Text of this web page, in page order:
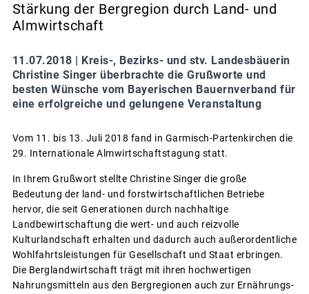
Stärkung der Bergregion durch Land- und
Almwirtschaft
11.07.2018 |
Kreis-, Bezirks- und stv. Landesbäuerin
Christine Singer überbrachte die Grußworte und
besten Wünsche vom Bayerischen Bauernverband für
eine erfolgreiche und gelungene Veranstaltung
Vom 11. bis 13. Juli 2018 fand in Garmisch-Partenkirchen die
29. Internationale Almwirtschaftstagung statt.
In Ihrem Grußwort stellte Christine Singer die große
Bedeutung der land- und forstwirtschaftlichen Betriebe
hervor, die seit Generationen durch nachhaltige
Landbewirtschaftung die wert- und auch reizvolle
Kulturlandschaft erhalten und dadurch auch außerordentliche
Wohlfahrtsleistungen für Gesellschaft und Staat erbringen.
Die Berglandwirtschaft trägt mit ihren hochwertigen
Nahrungsmitteln aus den Bergregionen auch zur Ernährungs-